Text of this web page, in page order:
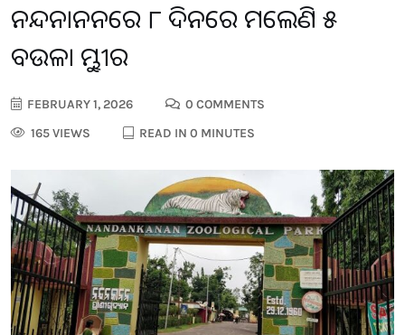
ନନ୍ଦନକାନନରେ ୮ ଦିନରେ ମଲେଣି ୫
ବଉଳା କୁମ୍ଭୀର
FEBRUARY 1, 2026
0 COMMENTS
165 VIEWS
READ IN 0 MINUTES